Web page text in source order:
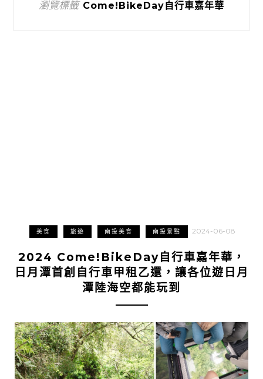
瀏覽標籤 Come!BikeDay自行車嘉年華
美食 旅遊 南投美食 南投景點 2024-06-08
2024 Come!BikeDay自行車嘉年華，
日月潭首創自行車甲租乙還，讓各位遊日月
潭陸海空都能玩到